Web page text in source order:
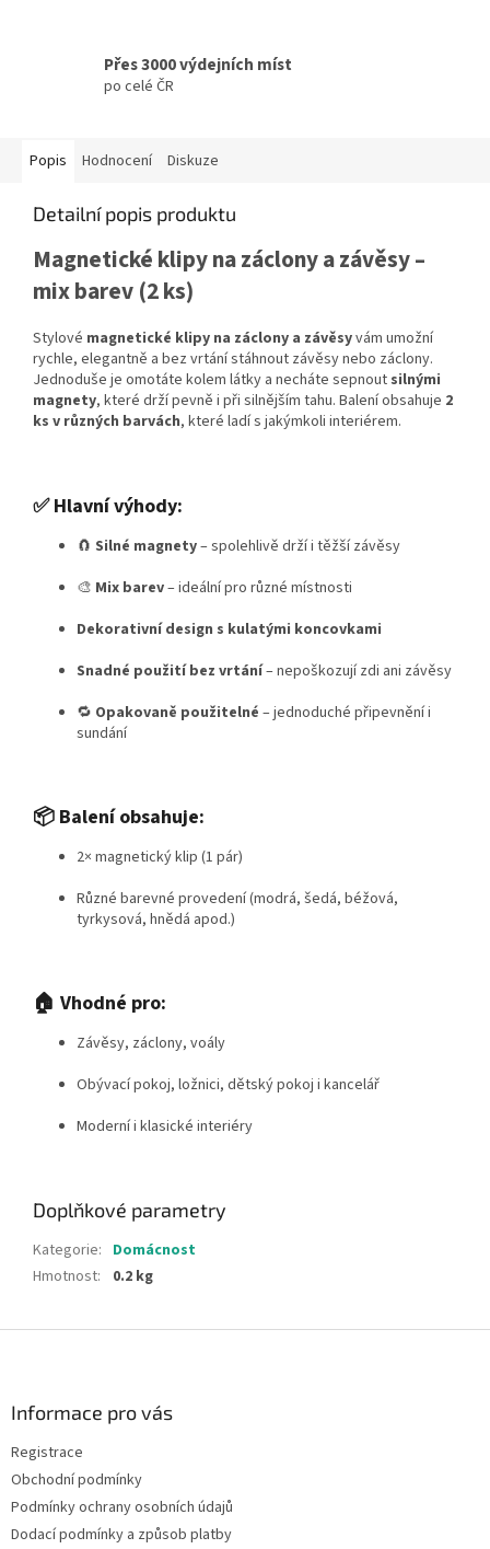
Přes 3000 výdejních míst
po celé ČR
Popis Hodnocení Diskuze
Detailní popis produktu
Magnetické klipy na záclony a závěsy –
mix barev (2 ks)
Stylové magnetické klipy na záclony a závěsyvám umožní
rychle, elegantně a bez vrtání stáhnout závěsy nebo záclony.
Jednoduše je omotáte kolem látky a necháte sepnout silnými
magnety, které drží pevně i při silnějším tahu. Balení obsahuje 2
ks v různých barvách, které ladí s jakýmkoli interiérem.
✅ Hlavní výhody:
🧲 Silné magnety– spolehlivě drží i těžší závěsy
🎨 Mix barev– ideální pro různé místnosti
Dekorativní design s kulatými koncovkami
Snadné použití bez vrtání– nepoškozují zdi ani závěsy
🔁 Opakovaně použitelné – jednoduché připevnění i
sundání
📦 Balení obsahuje:
2× magnetický klip (1 pár)
Různé barevné provedení (modrá, šedá, béžová,
tyrkysová, hnědá apod.)
🏠 Vhodné pro:
Závěsy, záclony, voály
Obývací pokoj, ložnici, dětský pokoj i kancelář
Moderní i klasické interiéry
Doplňkové parametry
Kategorie: Domácnost
Hmotnost: 0.2 kg
Informace pro vás
Registrace
Obchodní podmínky
Podmínky ochrany osobních údajů
Dodací podmínky a způsob platby